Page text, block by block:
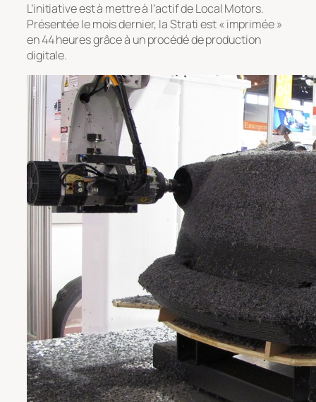
L’initiative est à mettre à l’actif de Local Motors.
Présentée le mois dernier, la Strati est « imprimée »
en 44 heures grâce à un procédé de production
digitale.